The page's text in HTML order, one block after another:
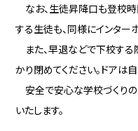
なお、生徒昇降口も登校
する生徒も、同様にインター
また、早退などで下校する
かり閉めてください。ドアは
安全で安心な学校づくり
いたします。